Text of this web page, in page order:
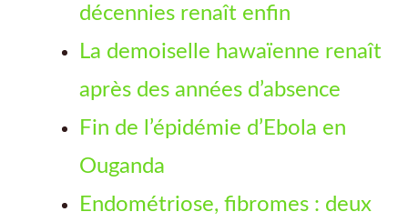
décennies renaît enfin
La demoiselle hawaïenne renaît
après des années d’absence
Fin de l’épidémie d’Ebola en
Ouganda
Endométriose, fibromes : deux